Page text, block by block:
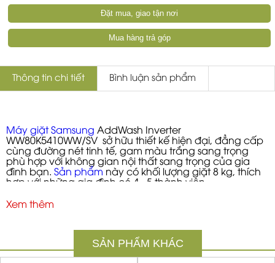
Đặt mua, giao tận nơi
Mua hàng trả góp
Thông tin chi tiết Bình luận sản phẩm
Máy giặt Samsung AddWash Inverter
WW80K5410WW/SV sở hữu thiết kế hiện đại, đẳng cấp
cùng đường nét tinh tế, gam màu trắng sang trọng
phù hợp với không gian nội thất sang trọng của gia
đình bạn. Sản phẩm này có khối lượng giặt 8 kg, thích
hợp với những gia đình có 4 - 5 thành viên.
Xem thêm
SẢN PHẨM KHÁC